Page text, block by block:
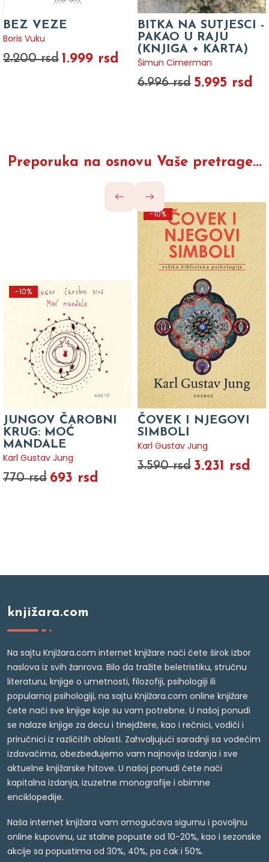
BEZ VEZE
Boris Vuku
2.200 rsd 1.999 rsd
BITKA NA SUTJESCI -
PAKAO U RAJU
(KNJIGA + KARTA)
Šimun Cimerman
6.996 rsd 5.995 rsd
Preporuka na osnovu Vaše pretrage...
-10%
JUNGOV ČAROBNI
KRUG: MOĆ
MANDALE
Karl Gustav Jung
770 rsd 693 rsd
-10%
ČOVEK I NJEGOVI
SIMBOLI
Karl Gustav Jung
3.590 rsd 3.231 rsd
knjižara.com
Na sajtu Knjižara.com internet knjižare naći ćete širok izbor
naslova iz svih žanrova. Bilo da tražite beletristiku, stručnu
literaturu, knjige o umetnosti, filozofiji, psihologiji ili
popularnoj psihologiji, na sajtu Knjižara.com online knjižare
ćete naći sve knjige koje su vam potrebne. U našoj ponudi
se nalaze knjige za decu i tinejdžere, kao i rečnici, vodiči i
priručnici iz različitih oblasti. Zahvaljujući saradnji sa vodećim
izdavačima, obezbeđujemo vam najnovija izdanja i sve
aktuelne knjižarske hitove. U našoj ponudi ćete naći
kapitalna izdanja, izuzetne monografije i obimne
enciklopedije.
Naša internet knjižara vam omogućava sigurnu i povoljnu
online kupovinu, uz stalne popuste od 10-20%, kao i sezonske
akcije sa popustima od 30%, 40%, pa čak i 50%.